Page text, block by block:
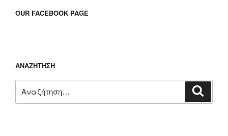
OUR FACEBOOK PAGE
ΑΝΑΖΉΤΗΣΗ
για: